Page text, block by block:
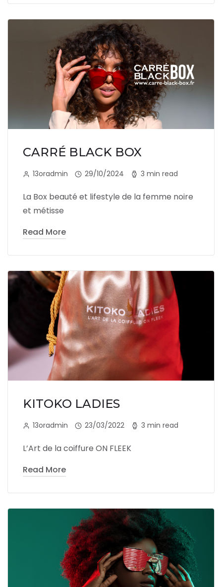
CARRÉ BLACK BOX
13oradmin 29/10/2024 3 min read
La Box beauté et lifestyle de la femme noire
et métisse
Read More
KITOKO LADIES
13oradmin 23/03/2022 3 min read
L’Art de la coiffure ON FLEEK
Read More